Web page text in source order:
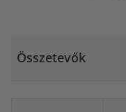
Összetevők